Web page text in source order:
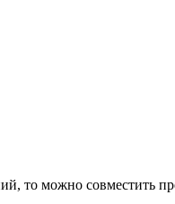
то можно совместить